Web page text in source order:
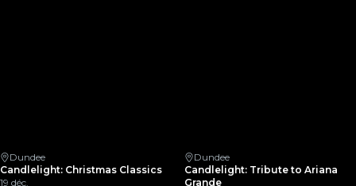
Dundee
Candlelight: Christmas Classics
19 déc.
Dundee
Candlelight: Tribute to Ariana
Grande